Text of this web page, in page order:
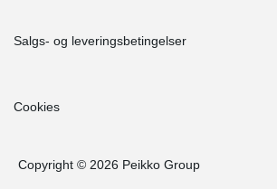
Salgs- og leveringsbetingelser
Cookies
Copyright © 2026 Peikko Group